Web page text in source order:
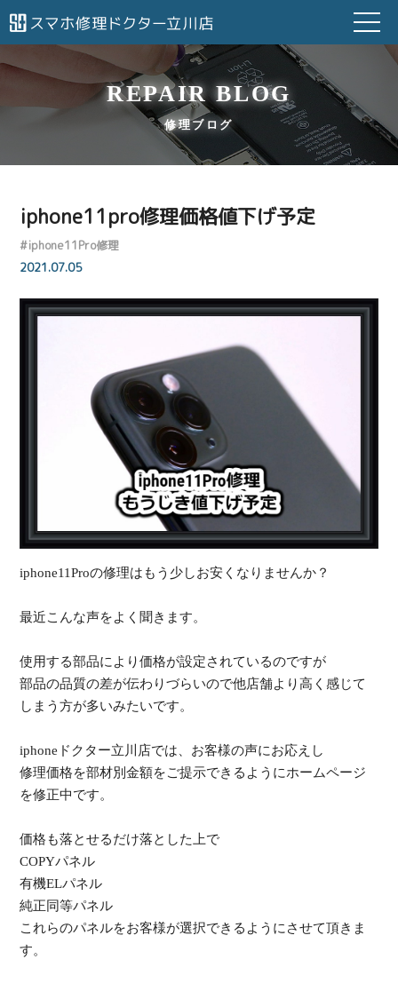
REPAIR BLOG
修理ブログ
iphone11pro修理価格値下げ予定
#iphone11Pro修理
2021.07.05
iphone11Proの修理はもう少しお安くなりませんか？
最近こんな声をよく聞きます。
使用する部品により価格が設定されているのですが
部品の品質の差が伝わりづらいので他店舗より高く感じて
しまう方が多いみたいです。
iphoneドクター立川店では、お客様の声にお応えし
修理価格を部材別金額をご提示できるようにホームページ
を修正中です。
価格も落とせるだけ落とした上で
COPYパネル
有機ELパネル
純正同等パネル
これらのパネルをお客様が選択できるようにさせて頂きま
す。